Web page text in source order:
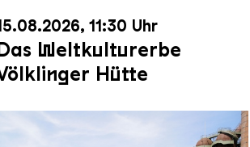
11:30 Uhr
Weltkulturerbe
Hütte